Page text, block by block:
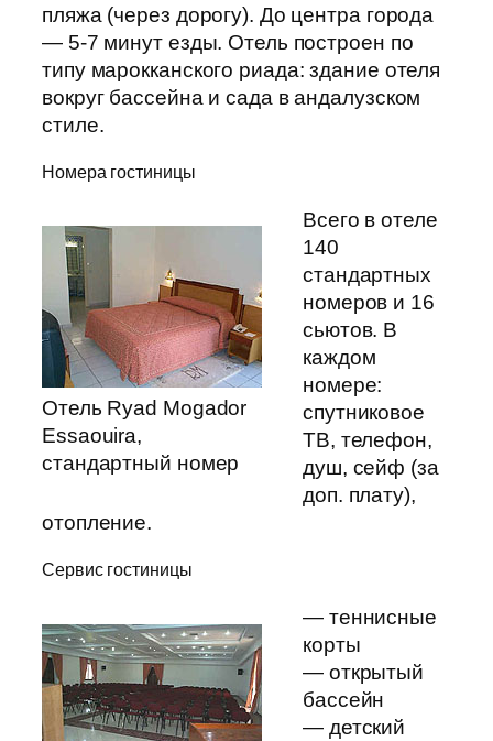
пляжа (через дорогу). До центра города
— 5-7 минут езды. Отель построен по
типу марокканского риада: здание отеля
вокруг бассейна и сада в андалузском
стиле.
Номера гостиницы
Отель Ryad Mogador
Essaouira,
стандартный номер
Всего в отеле
140
стандартных
номеров и 16
сьютов. В
каждом
номере:
спутниковое
ТВ, телефон,
душ, сейф (за
доп. плату),
отопление.
Сервис гостиницы
— теннисные
корты
— открытый
бассейн
— детский